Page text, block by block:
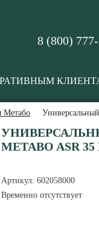
8 (800)
Метабо
METABO ASR 35
Артикул: 602058000
Временно отсутствует